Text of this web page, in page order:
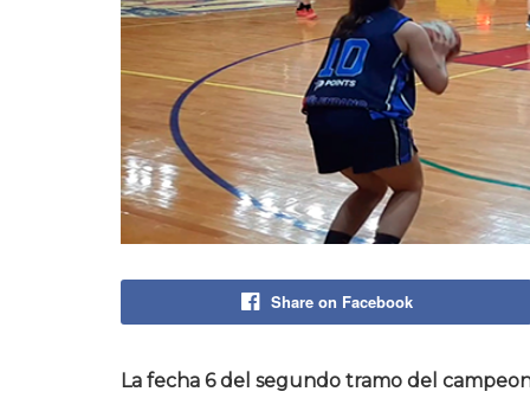
Share on Facebook
La fecha 6 del segundo tramo del